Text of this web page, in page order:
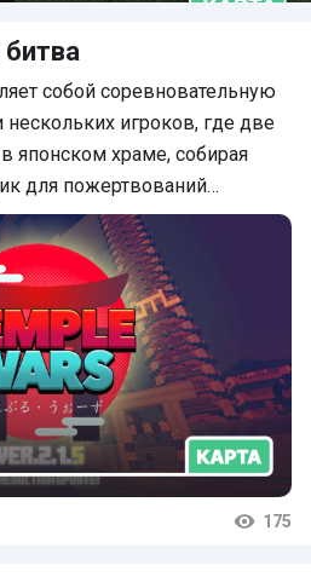
собой соревновательную
игроков, где две
японском храме, собирая
для пожертвований…
175